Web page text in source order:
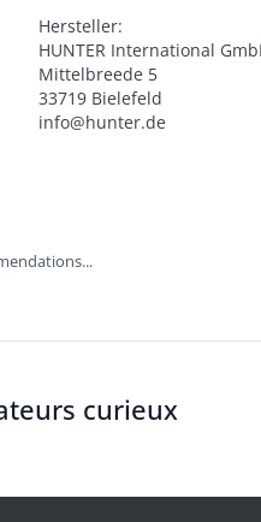
Hersteller:
HUNTER International
Mittelbreede 5
33719 Bielefeld
info@hunter.de
curieux